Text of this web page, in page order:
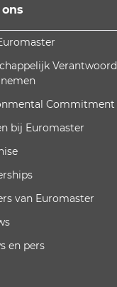
Verantwoord
Commitment
bij Euromaster
van Euromaster
en pers